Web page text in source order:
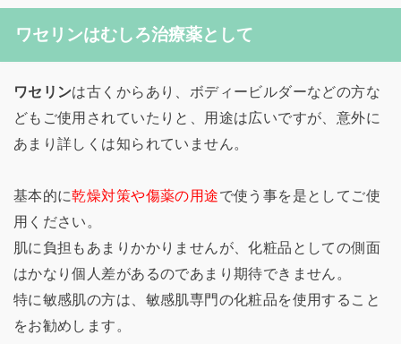
ワセリンはむしろ治療薬として
ワセリンは古くからあり、ボディービルダーなどの方な
どもご使用されていたりと、用途は広いですが、意外に
あまり詳しくは知られていません。
基本的に乾燥対策や傷薬の用途で使う事を是としてご使
用ください。
肌に負担もあまりかかりませんが、化粧品としての側面
はかなり個人差があるのであまり期待できません。
特に敏感肌の方は、敏感肌専門の化粧品を使用すること
をお勧めします。